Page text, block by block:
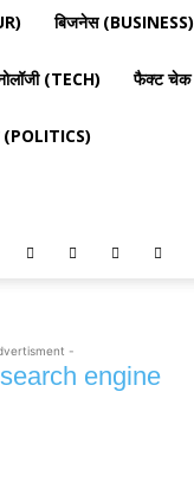
बिजनेस (BUSINESS)
(TECH) फैक्ट चेक
(POLITICS)
-